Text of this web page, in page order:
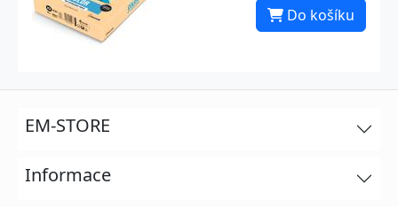
Do košíku
EM-STORE
Informace